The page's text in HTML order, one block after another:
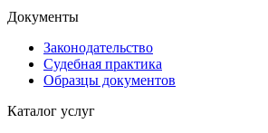
Документы
Законодательство
Судебная практика
Образцы документов
Каталог услуг